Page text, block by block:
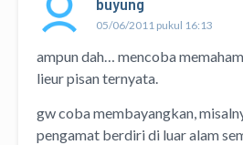
05/06/2011 pukul 16:13
ampun dah… mencoba
lieur pisan ternyata.
gw coba membayangkan,
pengamat berdiri di luar alam